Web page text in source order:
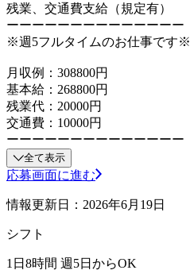
残業、交通費支給（規定有）
ーーーーーーーーーーーーーー
※週5フルタイムのお仕事です※
月収例：308800円
基本給：268800円
残業代：20000円
交通費：10000円
ーーーーーーーーーーーーーー
全て表示
応募画面に進む
情報更新日：2026年6月19日
シフト
1日8時間 週5日からOK